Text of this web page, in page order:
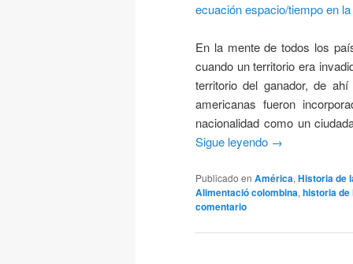
ecuación espacio/tiempo en
En la mente de todos los
cuando un territorio era
territorio del ganador, de
americanas fueron
nacionalidad como un
Sigue leyendo →
Publicado en América, Historia de
Alimentació colombina, historia de
comentario